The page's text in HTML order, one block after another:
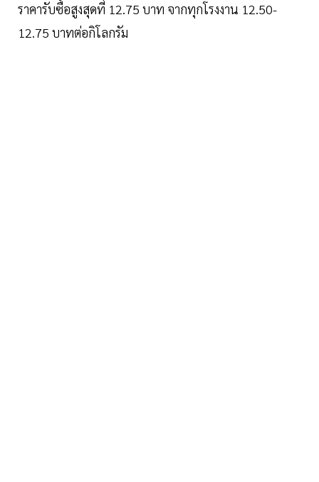
ราคารับซื้อสูงสุดที่ 12.75 บาท จากทุกโรงงาน 12.50-
12.75 บาทต่อกิโลกรัม